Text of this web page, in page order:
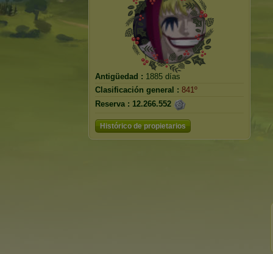
Antigüedad : 1885 días
Clasificación general : 841º
Reserva : 12.266.552
Histórico de propietarios